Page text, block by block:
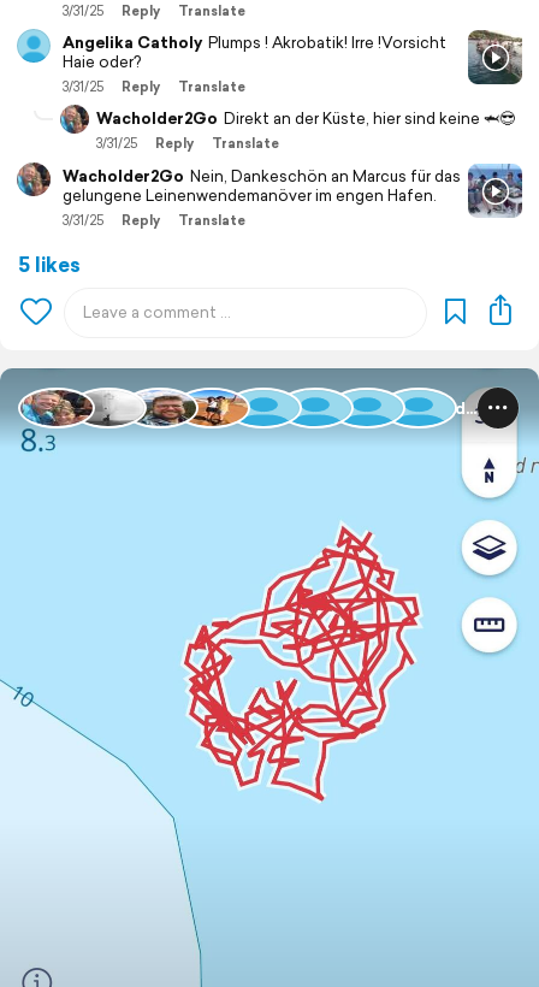
3/31/25 Reply Translate
Angelika Catholy Plumps ! Akrobatik! Irre !Vorsicht
Haie oder?
3/31/25 Reply Translate
Wacholder2Go Direkt an der Küste, hier sind keine 🦈😎
3/31/25 Reply Translate
Wacholder2Go Nein, Dankeschön an Marcus für das
gelungene Leinenwendemanöver im engen Hafen.
3/31/25 Reply Translate
5 likes
Guadeloupe und Dominica